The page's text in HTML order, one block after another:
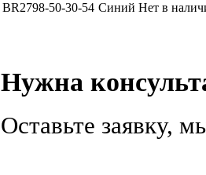
BR2798-50-30-54 Синий Нет в
Нужна
Оставьте заявку,